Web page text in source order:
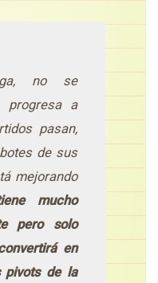
no se
progresa a
pasan,
de sus
mejorando
mucho
pero solo
en
pivots de la